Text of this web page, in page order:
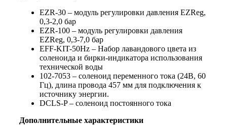
EZR-30 – модуль регулировки давления EZReg,
0,3-2,0 бар
EZR-100 – модуль регулировки давления
EZReg, 0,3-7,0 бар
EFF-KIT-50Hz – Набор лавандового цвета из
соленоида и бирки-индикатора использования
технической воды
102-7053 – соленоид переменного тока (24В, 60
Гц), длина провода 457 мм для подключения к
источнику энергии.
DCLS-P – соленоид постоянного тока
Дополнительные характеристики